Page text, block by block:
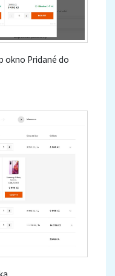
okno Pridané do